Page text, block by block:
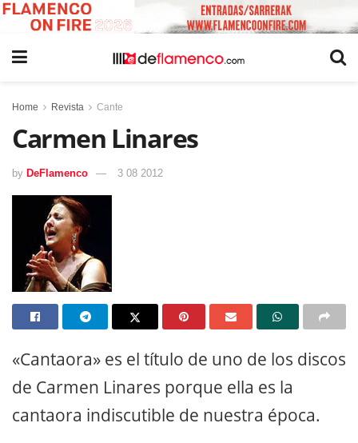
Home Revista Cante
Carmen Linares
by DeFlamenco 3 08 2012
«Cantaora» es el título de uno de los discos
de Carmen Linares porque ella es la
cantaora indiscutible de nuestra época.